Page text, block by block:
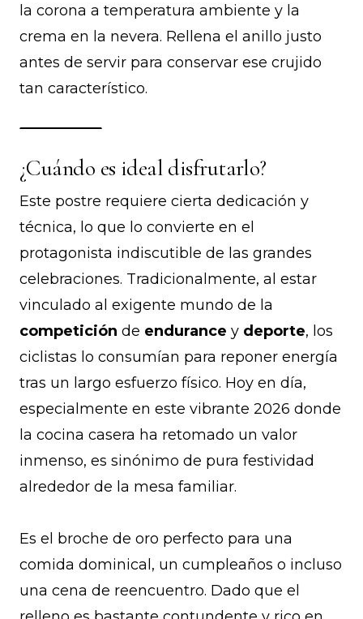
la corona a temperatura ambiente y la
crema en la nevera. Rellena el anillo justo
antes de servir para conservar ese crujido
tan característico.
¿Cuándo es ideal disfrutarlo?
Este postre requiere cierta dedicación y
técnica, lo que lo convierte en el
protagonista indiscutible de las grandes
celebraciones. Tradicionalmente, al estar
vinculado al exigente mundo de la
competición de endurance y deporte, los
ciclistas lo consumían para reponer energía
tras un largo esfuerzo físico. Hoy en día,
especialmente en este vibrante 2026 donde
la cocina casera ha retomado un valor
inmenso, es sinónimo de pura festividad
alrededor de la mesa familiar.
Es el broche de oro perfecto para una
comida dominical, un cumpleaños o incluso
una cena de reencuentro. Dado que el